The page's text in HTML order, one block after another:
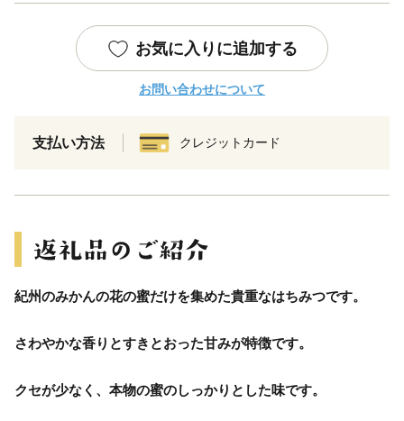
お気に入りに追加する
お問い合わせについて
支払い方法 クレジットカード
紀州のみかんの花の蜜だけを集めた貴重なはちみつです。
さわやかな香りとすきとおった甘みが特徴です。
クセが少なく、本物の蜜のしっかりとした味です。